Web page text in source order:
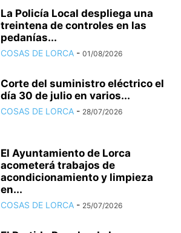
La Policía Local despliega una
treintena de controles en las
pedanías...
COSAS DE LORCA - 01/08/2026
Corte del suministro eléctrico el
día 30 de julio en varios...
COSAS DE LORCA - 28/07/2026
El Ayuntamiento de Lorca
acometerá trabajos de
acondicionamiento y limpieza
en...
COSAS DE LORCA - 25/07/2026